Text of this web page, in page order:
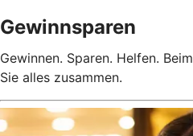
Gewinnsparen
Gewinnen. Sparen. Helfen.
Sie alles zusammen.